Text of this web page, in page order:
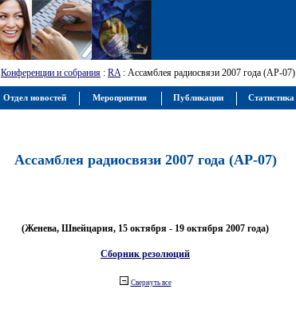
Конференции и собрания : RA: Ассамблея радиосвязи 2007 года (АР-07)
Ассамблея радиосвязи 2007 года (АР-07)
(Женева, Швейцария, 15 октября - 19 октября 2007 года)
Сборник резолюций
Свернуть все
Отдел новостей Мероприятия Публикации Статистика